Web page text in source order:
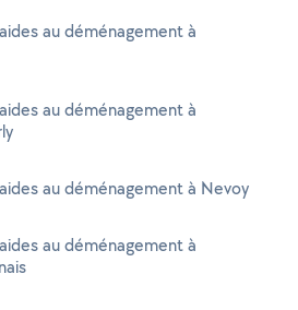
au déménagement à
au déménagement à
au déménagement à Nevoy
au déménagement à